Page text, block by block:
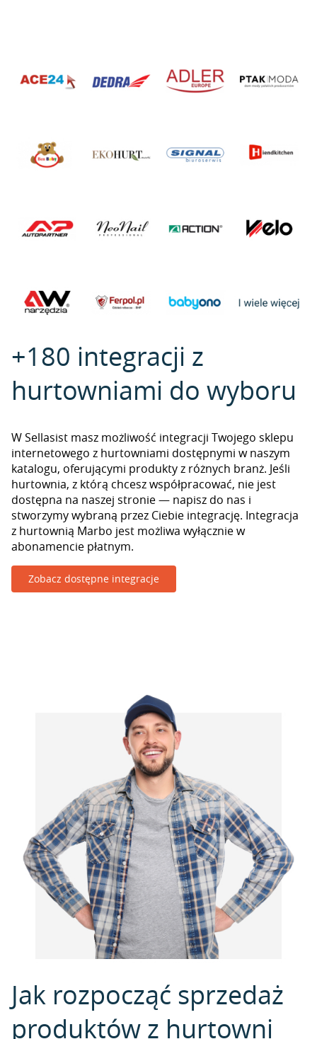
+180 integracji z
hurtowniami do wyboru
W Sellasist masz możliwość integracji Twojego sklepu
internetowego z hurtowniami dostępnymi w naszym
katalogu, oferującymi produkty z różnych branż. Jeśli
hurtownia, z którą chcesz współpracować, nie jest
dostępna na naszej stronie — napisz do nas i
stworzymy wybraną przez Ciebie integrację. Integracja
z hurtownią Marbo jest możliwa wyłącznie w
abonamencie płatnym.
Zobacz dostępne integracje
Jak rozpocząć sprzedaż
produktów z hurtowni